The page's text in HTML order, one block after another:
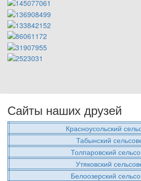
Сайты наших друзей
Красноусольский
Табынский
Толпаровский
Утяковский
Белоозерский